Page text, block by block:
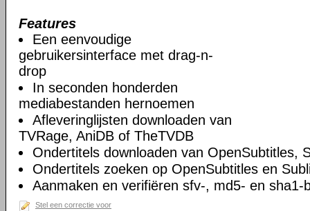
Features
Een eenvoudige
gebruikersinterface met drag-n-
drop
In seconden honderden
mediabestanden hernoemen
Afleveringlijsten downloaden van
TVRage, AniDB of TheTVDB
Ondertitels downloaden van OpenSubtitles,
Ondertitels zoeken op OpenSubtitles en
Aanmaken en verifiëren sfv-, md5- en sha1-
Stel een correctie voor